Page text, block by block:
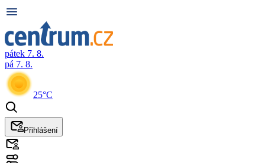
pátek 7. 8.
pá 7. 8.
25°C
Přihlášení